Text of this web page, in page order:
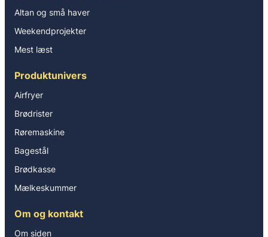
Altan og små haver
Weekendprojekter
Mest læst
Produktunivers
Airfryer
Brødrister
Røremaskine
Bagestål
Brødkasse
Mælkeskummer
Om og kontakt
Om siden